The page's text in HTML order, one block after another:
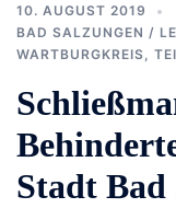
10. AUGUST 2019
BAD SALZUNGEN /
WARTBURGKREIS,
Stadt Bad